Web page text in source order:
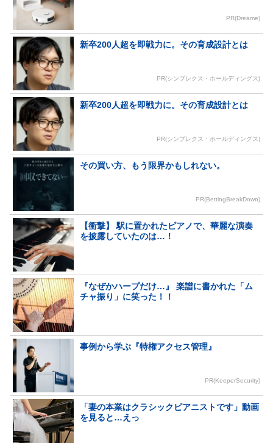
PR(Dreame)
新卒200人超を即戦力に。その育成設計とは
PR(シンプレクス・ホールディングス)
新卒200人超を即戦力に。その育成設計とは
PR(シンプレクス・ホールディングス)
その買い方、もう限界かもしれない。
PR(BettingBreakDown)
【衝撃】 駅に置かれたピアノで、華麗な演奏
を披露していたのは…！
『なぜかハープだけ…』 楽譜に書かれた「ム
チャ振り」に笑った！！
事例から学ぶ『特権アクセス管理』
PR(KeeperSecurity)
「妻の本業はクラシックピアニストです」動画
を見ると…えっ